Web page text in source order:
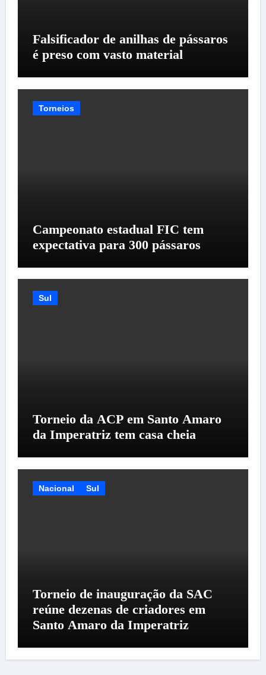
Falsificador de anilhas de pássaros
é preso com vasto material
Torneios
Campeonato estadual FIC tem
expectativa para 300 pássaros
Sul
Torneio da ACP em Santo Amaro
da Imperatriz tem casa cheia
Nacional Sul
Torneio de inauguração da SAC
reúne dezenas de criadores em
Santo Amaro da Imperatriz